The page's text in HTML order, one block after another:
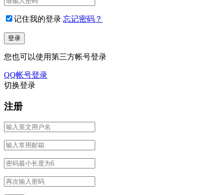
记住我的登录 忘记密码？
您也可以使用第三方帐号登录
QQ帐号登录
切换登录
注册